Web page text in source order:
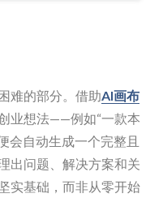
难的部分。借助AI画布
业想法——例如“一款本
会自动生成一个完整且
出问题、解决方案和关
实基础，而非从零开始